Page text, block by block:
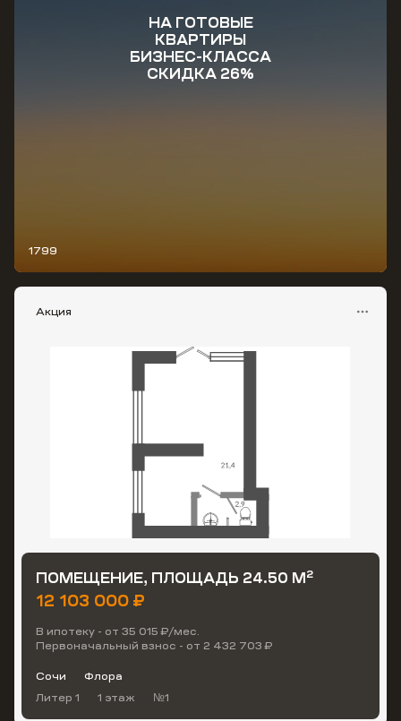
Акция
ПОМЕЩЕНИЕ, ПЛОЩАДЬ 24.50 М2
12 103 000 ₽
В ипотеку - от 35 015 ₽/мес.
Первоначальный взнос - от 2 432 703 ₽
Сочи
Флора
Литер 1
1 этаж №1
НА ГОТОВЫЕ
КВАРТИРЫ
БИЗНЕС-КЛАССА
СКИДКА 26%
1799